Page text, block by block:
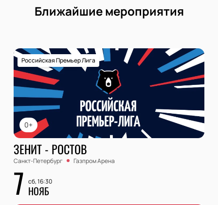
Ближайшие мероприятия
0+
Российская Премьер Лига
ЗЕНИТ - РОСТОВ
Санкт-Петербург Газпром Арена
7 сб, 16:30
НОЯБ